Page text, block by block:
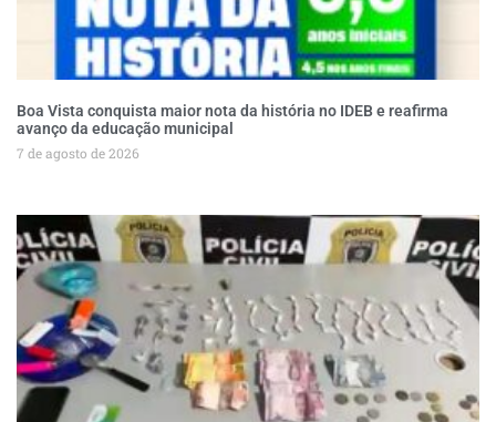
Boa Vista conquista maior nota da história no IDEB e reafirma
avanço da educação municipal
7 de agosto de 2026